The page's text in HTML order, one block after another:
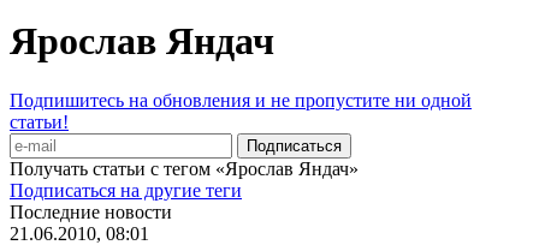
Ярослав Яндач
Подпишитесь на обновления и не пропустите ни одной
статьи!
Получать статьи с тегом «Ярослав Яндач»
Подписаться на другие теги
Последние новости
21.06.2010, 08:01